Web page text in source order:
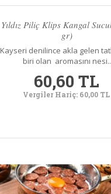
Yıldız Piliç Klips Kangal
gr)
Kayseri denilince akla gelen
biri olan aromasını
60,60 TL
Vergiler Hariç: 60,00 TL